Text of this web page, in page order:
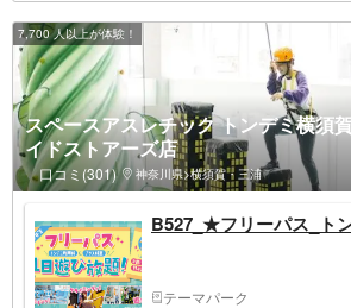
7,700 人以上が体験！
スペースアスレチック トンデミ横須
イドストアーズ店
口コミ(301) 神奈川県>横須賀・三浦
B527_★フリーパス_ト
テーマパーク